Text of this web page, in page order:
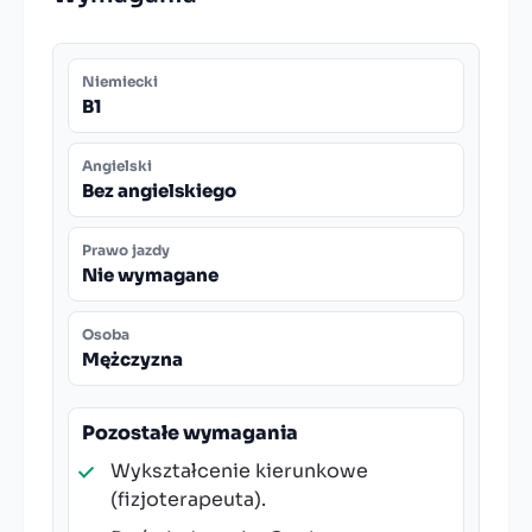
Niemiecki
B1
Angielski
Bez angielskiego
Prawo jazdy
Nie wymagane
Osoba
Mężczyzna
Pozostałe wymagania
Wykształcenie kierunkowe
(fizjoterapeuta).